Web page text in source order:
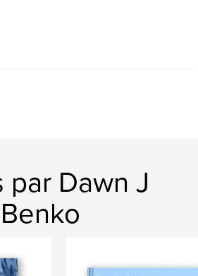
par Dawn J
Benko